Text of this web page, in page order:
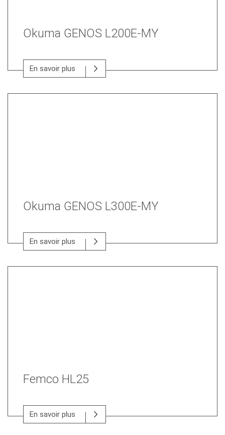
Okuma GENOS L200E-MY
En savoir plus
Okuma GENOS L300E-MY
En savoir plus
Femco HL25
En savoir plus